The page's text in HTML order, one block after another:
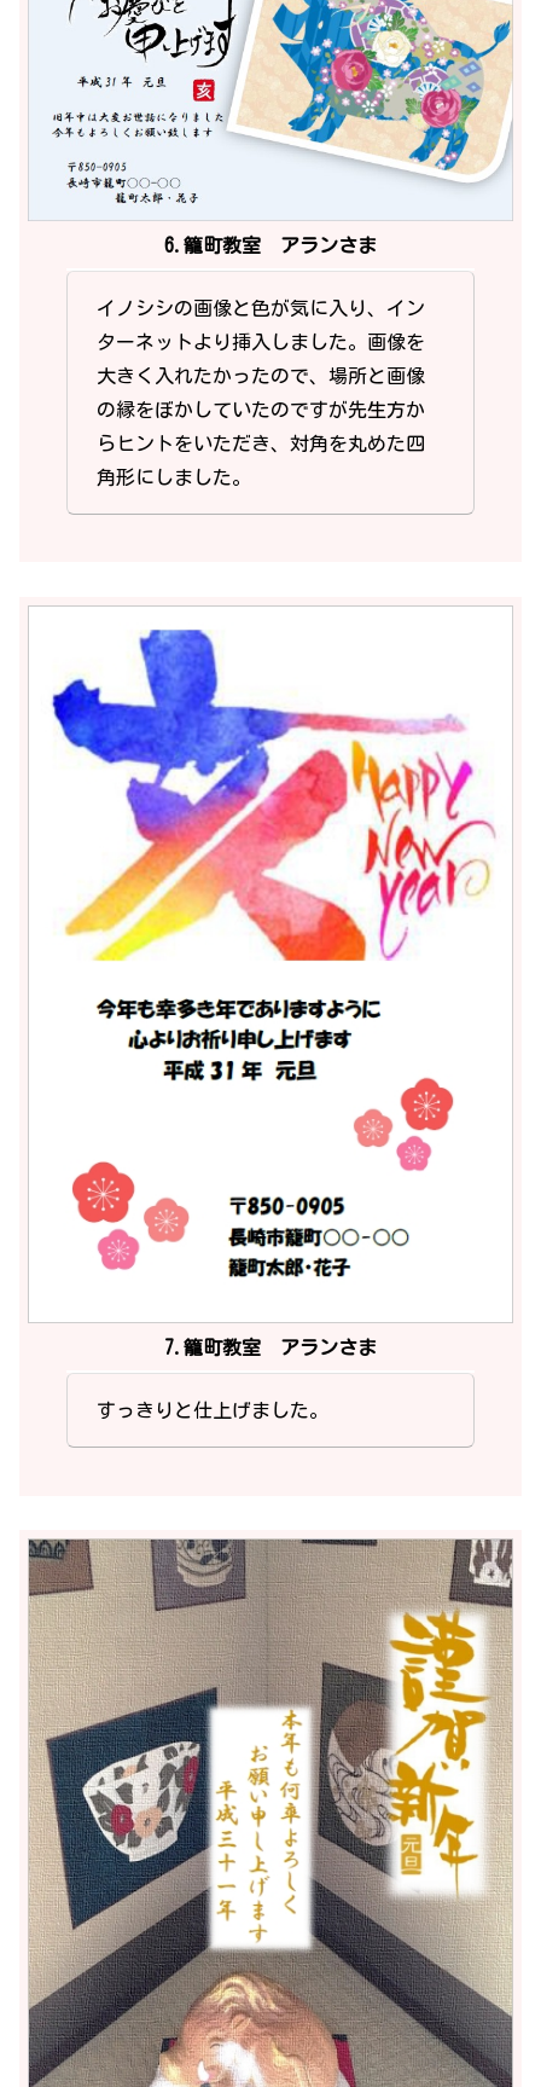
6.籠町教室 アランさま
イノシシの画像と色が気に入り、イン
ターネットより挿入しました。画像を
大きく入れたかったので、場所と画像
の縁をぼかしていたのですが先生方か
らヒントをいただき、対角を丸めた四
角形にしました。
7.籠町教室 アランさま
すっきりと仕上げました。